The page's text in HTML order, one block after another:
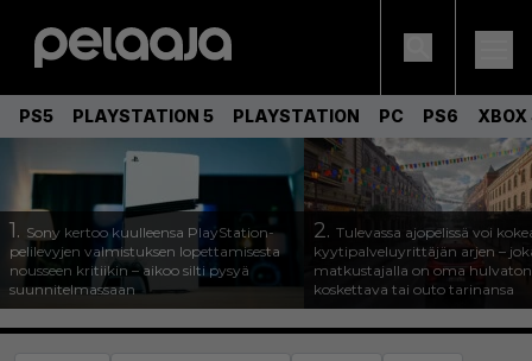
PS5 PLAYSTATION 5 PLAYSTATION PC PS6 XBOX
1. Sony kertoo kuulleensa PlayStation-
pelilevyjen valmistuksen lopettamisesta
nousseen kritiikin – aikoo silti pysyä
suunnitelmassaan
2. Tulevassa ajopelissä voi
kyytipalveluyrittäjän arjen –
matkustajalla on oma
koskettava tai outo tarinansa